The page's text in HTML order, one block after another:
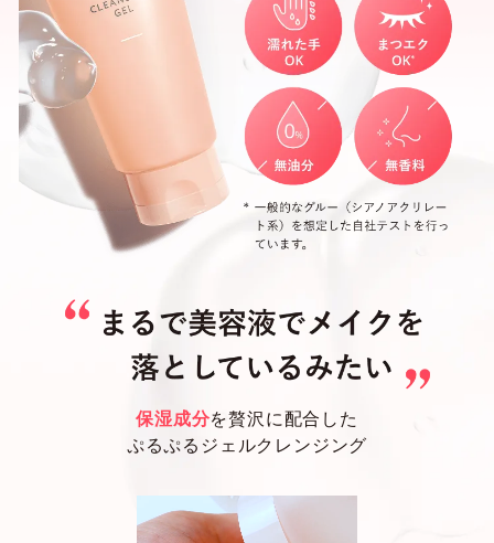
保湿成分を贅沢に配合した
ぷるぷるジェルクレンジング